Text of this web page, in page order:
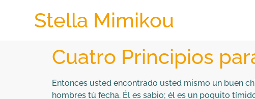
Stella Mimikou
Cuatro Principios
Entonces usted encontrado usted mismo un buen
hombres tú fecha. Él es sabio; él es un poquito